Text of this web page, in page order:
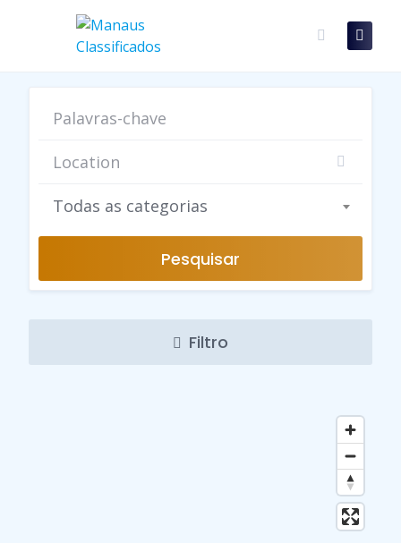
Todas as categorias
Pesquisar
Filtro